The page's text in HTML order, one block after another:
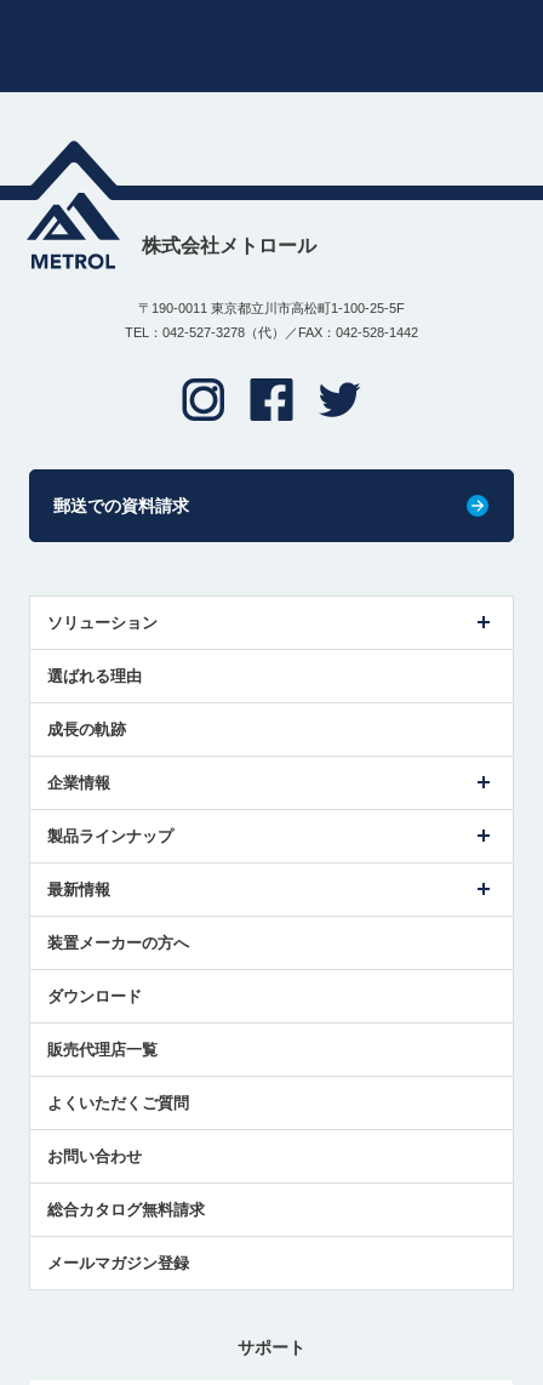
株式会社メトロール
〒190-0011 東京都立川市高松町1-100-25-5F
TEL：042-527-3278（代）／FAX：042-528-1442
郵送での資料請求
ソリューション
解決策提案
選ばれる理由
成長の軌跡
企業情報
ごあいさつ
受賞履歴
採用情報
国/地域/言語
製品ラインナップ
ツールセッタ製品
エアマイクロセンサ製品
最新情報
メトロールの技術
社員ブログ
中小企業のBCP地震対策
センサのテクニカルガイド
社長ブログ
装置メーカーの方へ
ダウンロード
販売代理店一覧
よくいただくご質問
お問い合わせ
総合カタログ無料請求
メールマガジン登録
サポート